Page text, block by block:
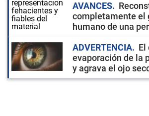
AVANCES
completamente el
humano de una
ADVERTENCIA
El
evaporación de la
y agrava el ojo